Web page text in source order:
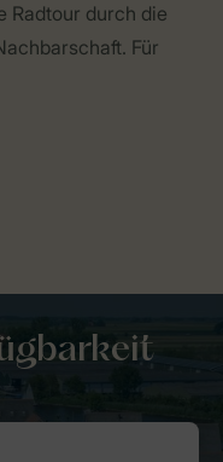
Radtour durch die
Für